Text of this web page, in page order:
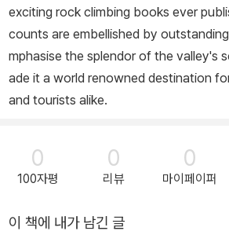
exciting rock climbing books ever
counts are embellished by
mphasise the splendor of the valley's
ade it a world renowned destination
and tourists alike.
0
100자평
0
리뷰
0
마이페이퍼
이 책에 내가 남긴 글